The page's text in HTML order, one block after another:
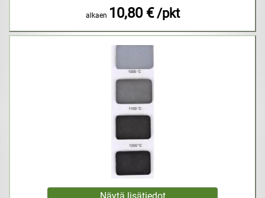
alkaen 10,80 € /pkt